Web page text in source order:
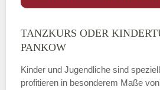
TANZKURS ODER
PANKOW
Kinder und Jugendliche sind
profitieren in besonderem Maße